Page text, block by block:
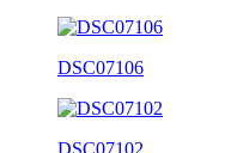
DSC07106
DSC07102